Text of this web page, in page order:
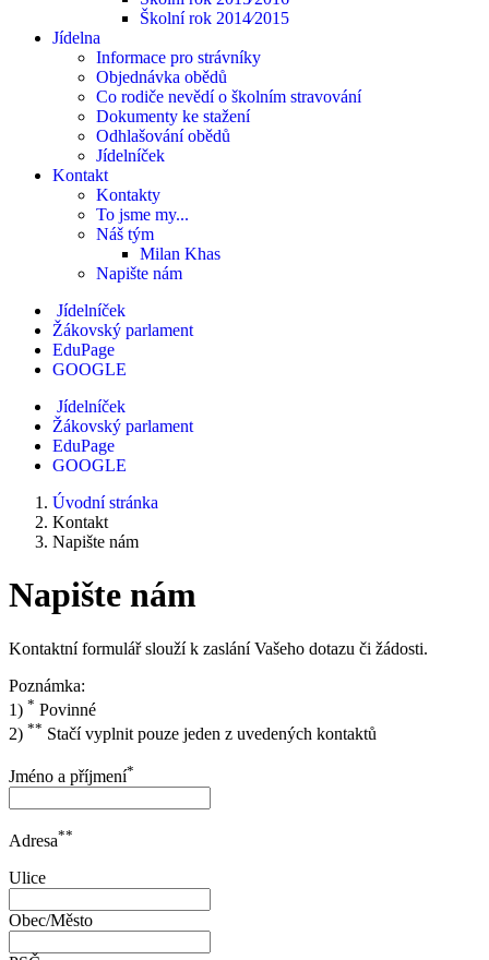
Školní rok 2014⁄2015
Jídelna
Informace pro strávníky
Objednávka obědů
Co rodiče nevědí o školním stravování
Dokumenty ke stažení
Odhlašování obědů
Jídelníček
Kontakt
Kontakty
To jsme my...
Náš tým
Milan Khas
Napište nám
Jídelníček
Žákovský parlament
EduPage
GOOGLE
Jídelníček
Žákovský parlament
EduPage
GOOGLE
Úvodní stránka
Kontakt
Napište nám
Napište nám
Kontaktní formulář slouží k zaslání Vašeho dotazu či žádosti.
Poznámka:
1) * Povinné
2) ** Stačí vyplnit pouze jeden z uvedených kontaktů
Jméno a příjmení*
Adresa**
Ulice
Obec/Město